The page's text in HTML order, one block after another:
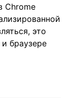
Chrome
это
браузере